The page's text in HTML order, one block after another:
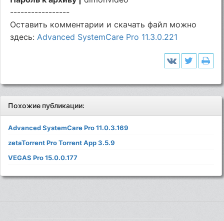
-----------------
Оставить комментарии и скачать файл можно
здесь: Advanced SystemCare Pro 11.3.0.221
Похожие публикации:
Advanced SystemCare Pro 11.0.3.169
zetaTorrent Pro Torrent App 3.5.9
VEGAS Pro 15.0.0.177